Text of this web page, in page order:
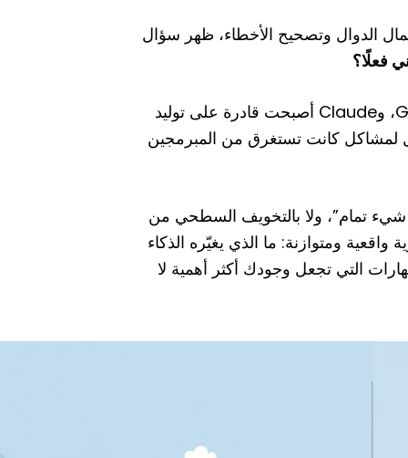
الدوال وتصحيح الأخطاء، ظهر سؤال
فعلًا؟
المشهد اليوم يبدو مربكًا: أدوات مثل GitHub Copilot، ChatGPT، وClaude أصبحت قادرة على توليد
لمشاكل كانت تستغرق من المبرمجين
شيء تمام”، ولا بالتخويف السطحي من
ومتوازنة: ما الذي يغيّره الذكاء
التي تجعل وجودك أكثر أهمية لا